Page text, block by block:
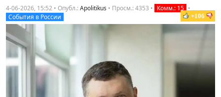
4-06-2026, 15:52 • Опубл.:Apolitikus • Просм.: 4353 • Комм.: 15 •
События в России
+106